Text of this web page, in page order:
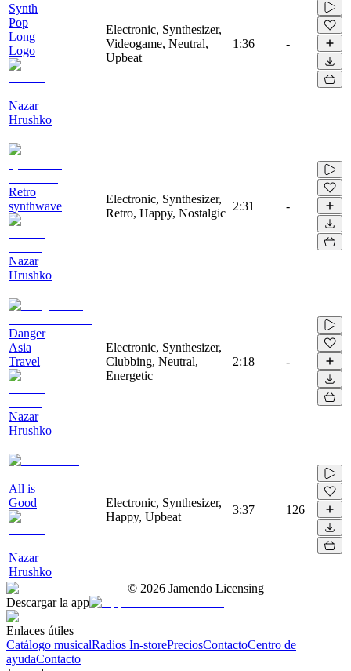
Synth
Pop
Long
Logo
Nazar
Hrushko
Electronic, Synthesizer,
Videogame, Neutral,
Upbeat
1:36 -
Retro
synthwave
Nazar
Hrushko
Electronic, Synthesizer,
Retro, Happy, Nostalgic
2:31 -
Danger
Asia
Travel
Nazar
Hrushko
Electronic, Synthesizer,
Clubbing, Neutral,
Energetic
2:18 -
All is
Good
Nazar
Hrushko
Electronic, Synthesizer,
Happy, Upbeat
3:37 126
© 2026 Jamendo Licensing
Descargar la app
Enlaces útiles
Catálogo musicalRadios In-storePreciosContactoCentro de
ayudaContacto